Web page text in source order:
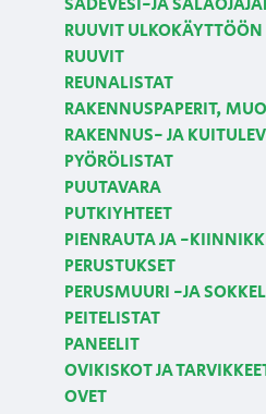
SADEVESI-JA
RUUVIT ULKOKÄYTTÖÖN
RUUVIT
REUNALISTAT
RAKENNUSPAPERIT,
RAKENNUS- JA
PYÖRÖLISTAT
PUUTAVARA
PUTKIYHTEET
PIENRAUTA JA -
PERUSTUKSET
PERUSMUURI -JA
PEITELISTAT
PANEELIT
OVIKISKOT JA
OVET